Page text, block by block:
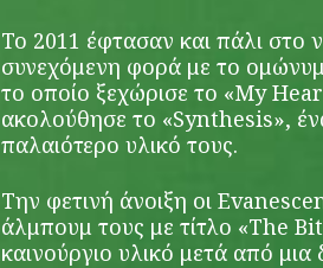
Το 2011 έφτασαν και πάλι στο
συνεχόμενη φορά με το
το οποίο ξεχώρισε το «My
ακολούθησε το «Synthesis»,
παλαιότερο υλικό τους.
Την φετινή άνοιξη οι
άλμπουμ τους με τίτλο «The
καινούργιο υλικό μετά από μια